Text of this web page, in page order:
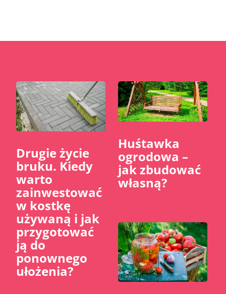
​Drugie życie
bruku. Kiedy
warto
zainwestować
w kostkę
używaną i jak
przygotować
ją do
ponownego
ułożenia?
Huśtawka
ogrodowa –
jak zbudować
własną?